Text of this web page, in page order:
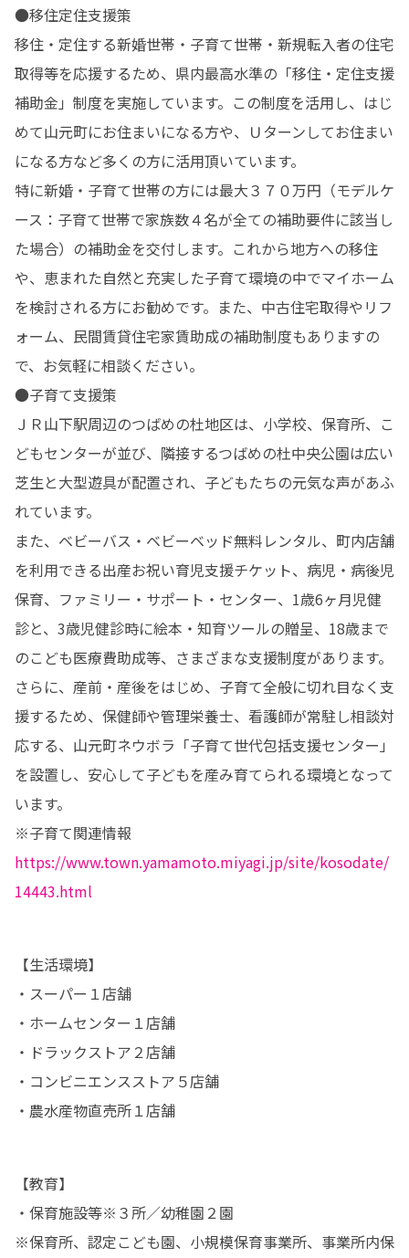
●移住定住支援策
移住・定住する新婚世帯・子育て世帯・新規転入者の住宅
取得等を応援するため、県内最高水準の「移住・定住支援
補助金」制度を実施しています。この制度を活用し、はじ
めて山元町にお住まいになる方や、Ｕターンしてお住まい
になる方など多くの方に活用頂いています。
特に新婚・子育て世帯の方には最大３７０万円（モデルケ
ース：子育て世帯で家族数４名が全ての補助要件に該当し
た場合）の補助金を交付します。これから地方への移住
や、恵まれた自然と充実した子育て環境の中でマイホーム
を検討される方にお勧めです。また、中古住宅取得やリフ
ォーム、民間賃貸住宅家賃助成の補助制度もありますの
で、お気軽に相談ください。
●子育て支援策
ＪＲ山下駅周辺のつばめの杜地区は、小学校、保育所、こ
どもセンターが並び、隣接するつばめの杜中央公園は広い
芝生と大型遊具が配置され、子どもたちの元気な声があふ
れています。
また、ベビーバス・ベビーベッド無料レンタル、町内店舗
を利用できる出産お祝い育児支援チケット、病児・病後児
保育、ファミリー・サポート・センター、1歳6ヶ月児健
診と、3歳児健診時に絵本・知育ツールの贈呈、18歳まで
のこども医療費助成等、さまざまな支援制度があります。
さらに、産前・産後をはじめ、子育て全般に切れ目なく支
援するため、保健師や管理栄養士、看護師が常駐し相談対
応する、山元町ネウボラ「子育て世代包括支援センター」
を設置し、安心して子どもを産み育てられる環境となって
います。
※子育て関連情報
https://www.town.yamamoto.miyagi.jp/site/kosodate/
14443.html
【生活環境】
・スーパー１店舗
・ホームセンター１店舗
・ドラックストア２店舗
・コンビニエンスストア５店舗
・農水産物直売所１店舗
【教育】
・保育施設等※３所／幼稚園２園
※保育所、認定こども園、小規模保育事業所、事業所内保